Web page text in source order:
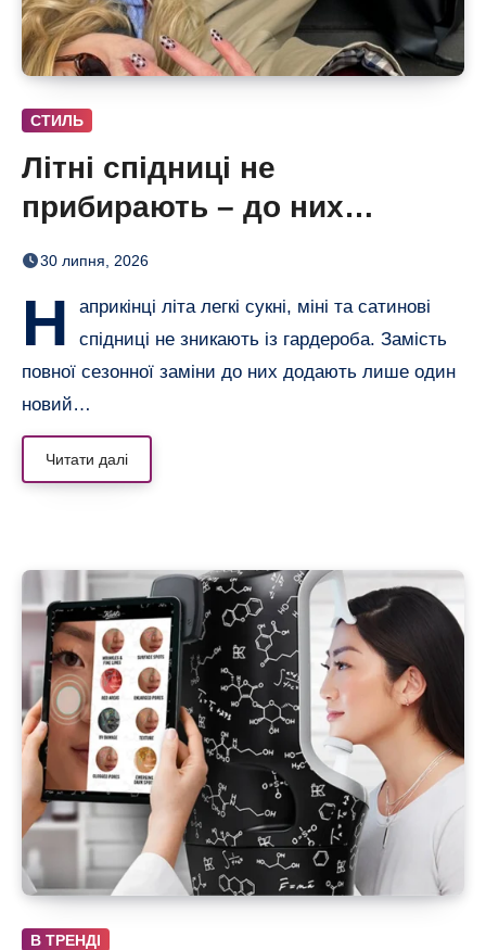
СТИЛЬ
Літні спідниці не
прибирають – до них
додають кольорові колготки
30 липня, 2026
Н
априкінці літа легкі сукні, міні та сатинові
спідниці не зникають із гардероба. Замість
повної сезонної заміни до них додають лише один
новий…
Читати далі
В ТРЕНДІ